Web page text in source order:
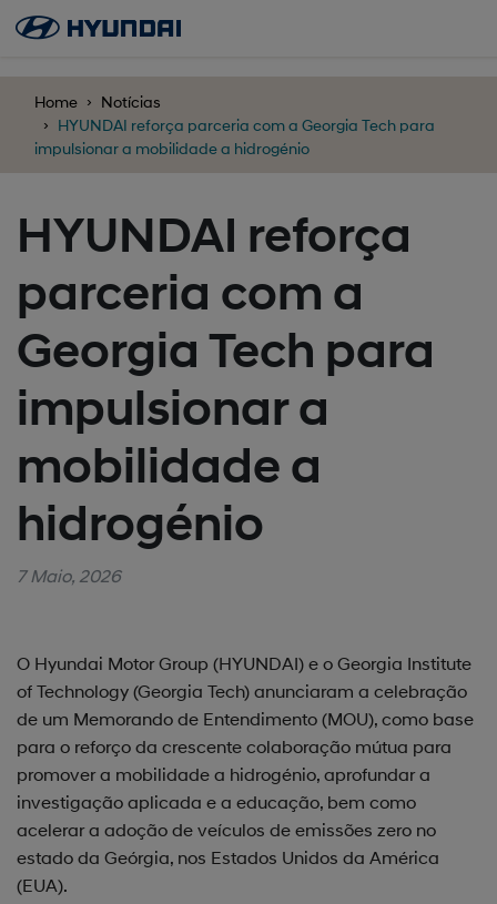
Home
Notícias
HYUNDAI reforça parceria com a Georgia Tech para
impulsionar a mobilidade a hidrogénio
HYUNDAI reforça
parceria com a
Georgia Tech para
impulsionar a
mobilidade a
hidrogénio
7 Maio, 2026
O Hyundai Motor Group (HYUNDAI) e o Georgia Institute
of Technology (Georgia Tech) anunciaram a celebração
de um Memorando de Entendimento (MOU), como base
para o reforço da crescente colaboração mútua para
promover a mobilidade a hidrogénio, aprofundar a
investigação aplicada e a educação, bem como
acelerar a adoção de veículos de emissões zero no
estado da Geórgia, nos Estados Unidos da América
(EUA).